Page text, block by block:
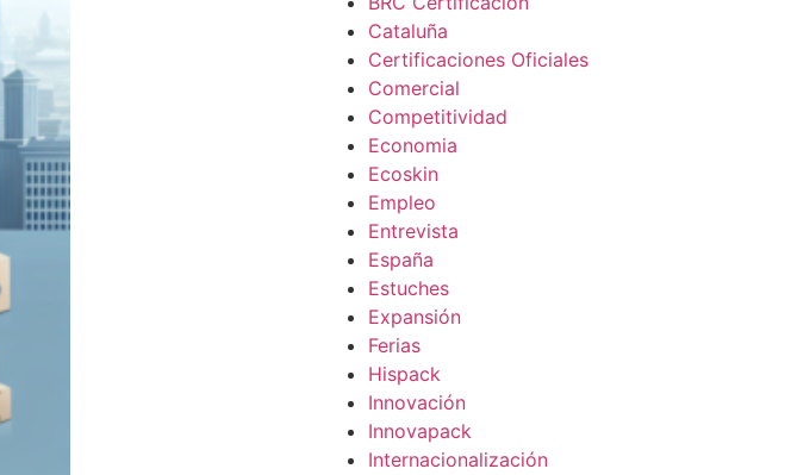
Cataluña
Certificaciones Oficiales
Comercial
Competitividad
Economia
Ecoskin
Empleo
Entrevista
España
Estuches
Expansión
Ferias
Hispack
Innovación
Innovapack
Internacionalización